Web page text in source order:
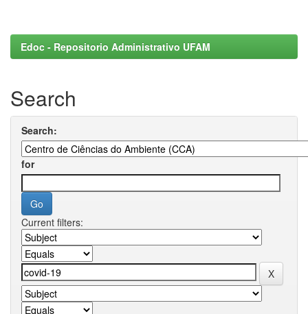
Edoc - Repositorio Administrativo UFAM
Search
Search:
for
Current filters: